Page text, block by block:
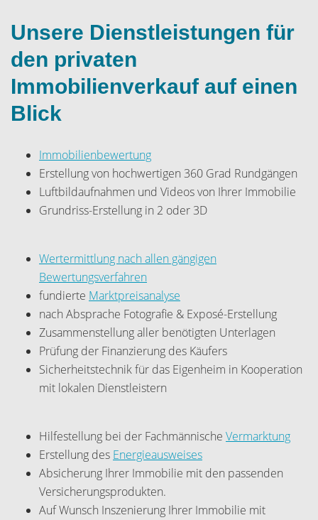
Unsere Dienstleistungen für
den privaten
Immobilienverkauf auf einen
Blick
Immobilienbewertung
Erstellung von hochwertigen 360 Grad Rundgängen
Luftbildaufnahmen und Videos von Ihrer Immobilie
Grundriss-Erstellung in 2 oder 3D
Wertermittlung nach allen gängigen
Bewertungsverfahren
fundierte Marktpreisanalyse
nach Absprache Fotografie & Exposé-Erstellung
Zusammenstellung aller benötigten Unterlagen
Prüfung der Finanzierung des Käufers
Sicherheitstechnik für das Eigenheim in Kooperation
mit lokalen Dienstleistern
Hilfestellung bei der Fachmännische Vermarktung
Erstellung des Energieausweises
Absicherung Ihrer Immobilie mit den passenden
Versicherungsprodukten.
Auf Wunsch Inszenierung Ihrer Immobilie mit